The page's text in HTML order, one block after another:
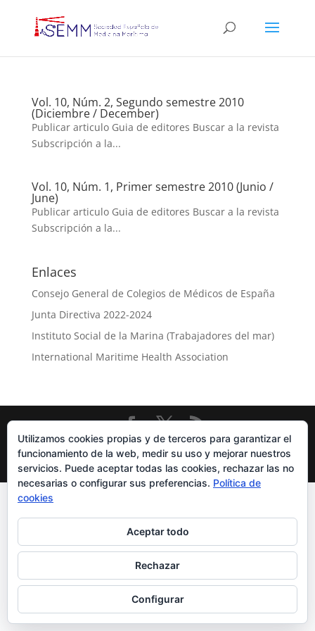
Vol. 10, Núm. 2, Segundo semestre 2010
(Diciembre / December)
Publicar articulo Guia de editores Buscar a la revista
Subscripción a la...
Vol. 10, Núm. 1, Primer semestre 2010 (Junio /
June)
Publicar articulo Guia de editores Buscar a la revista
Subscripción a la...
Enlaces
Consejo General de Colegios de Médicos de España
Junta Directiva 2022-2024
Instituto Social de la Marina (Trabajadores del mar)
International Maritime Health Association
Diseñado porElegant Themes
| Desarrollado por
WordPress
Utilizamos cookies propias y de terceros para garantizar el
funcionamiento de la web, medir su uso y mejorar nuestros
servicios. Puede aceptar todas las cookies, rechazar las no
necesarias o configurar sus preferencias. Política de
cookies
Aceptar todo
Rechazar
Configurar